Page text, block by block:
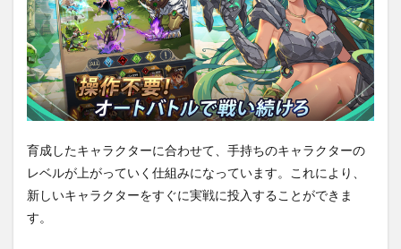
育成したキャラクターに合わせて、手持ちのキャラクターの
レベルが上がっていく仕組みになっています。これにより、
新しいキャラクターをすぐに実戦に投入することができま
す。